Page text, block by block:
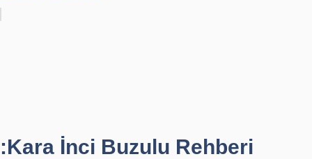
:Kara İnci Buzulu Rehberi